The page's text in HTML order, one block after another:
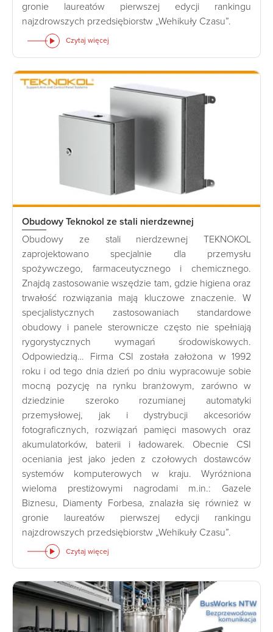
gronie laureatów pierwszej edycji rankingu
najzdrowszych przedsiębiorstw „Wehikuły Czasu”.
Czytaj więcej
Obudowy Teknokol ze stali nierdzewnej
Obudowy ze stali nierdzewnej TEKNOKOL
zaprojektowano specjalnie dla przemysłu
spożywczego, farmaceutycznego i chemicznego.
Znajdą zastosowanie wszędzie tam, gdzie higiena oraz
trwałość rozwiązania mają kluczowe znaczenie. W
specjalistycznych zastosowaniach standardowe
obudowy i panele sterownicze często nie spełniają
rygorystycznych wymagań środowiskowych.
Odpowiedzią… Firma CSI została założona w 1992
roku i od tego dnia dzień po dniu wypracowuje sobie
mocną pozycję na rynku branżowym, zarówno w
dziedzinie szeroko rozumianej automatyki
przemysłowej, jak i dystrybucji akcesoriów
fotograficznych, rozwiązań pamięci masowych oraz
akumulatorków, baterii i ładowarek. Obecnie CSI
oceniania jest jako jeden z czołowych dostawców
systemów komputerowych w kraju. Wyróżniona
wieloma prestiżowymi nagrodami m.in.: Gazele
Biznesu, Diamenty Forbesa, znalazła się również w
gronie laureatów pierwszej edycji rankingu
najzdrowszych przedsiębiorstw „Wehikuły Czasu”.
Czytaj więcej